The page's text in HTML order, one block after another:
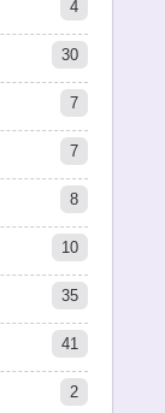
4
30
7
7
8
10
35
41
2